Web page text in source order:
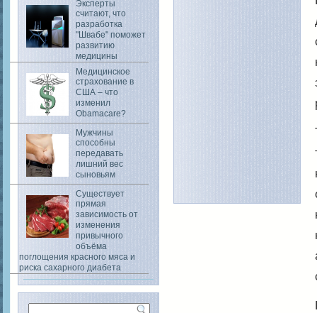
Эксперты
считают, что
разработка
"Швабе" поможет
развитию
медицины
Медицинское
страхование в
США – что
изменил
Obamacare?
Мужчины
способны
передавать
лишний вес
сыновьям
Существует
прямая
зависимость от
изменения
привычного
объёма
поглощения красного мяса и
риска сахарного диабета